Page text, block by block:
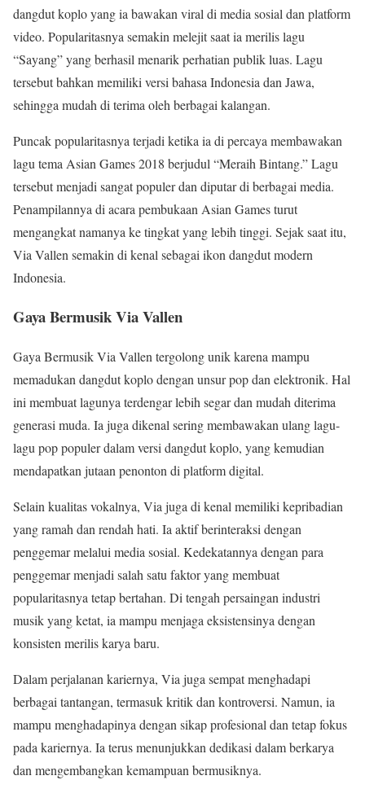
dangdut koplo yang ia bawakan viral di media sosial dan platform
video. Popularitasnya semakin melejit saat ia merilis lagu
“Sayang” yang berhasil menarik perhatian publik luas. Lagu
tersebut bahkan memiliki versi bahasa Indonesia dan Jawa,
sehingga mudah di terima oleh berbagai kalangan.
Puncak popularitasnya terjadi ketika ia di percaya membawakan
lagu tema Asian Games 2018 berjudul “Meraih Bintang.” Lagu
tersebut menjadi sangat populer dan diputar di berbagai media.
Penampilannya di acara pembukaan Asian Games turut
mengangkat namanya ke tingkat yang lebih tinggi. Sejak saat itu,
Via Vallen semakin di kenal sebagai ikon dangdut modern
Indonesia.
Gaya Bermusik Via Vallen
Gaya Bermusik Via Vallen tergolong unik karena mampu
memadukan dangdut koplo dengan unsur pop dan elektronik. Hal
ini membuat lagunya terdengar lebih segar dan mudah diterima
generasi muda. Ia juga dikenal sering membawakan ulang lagu-
lagu pop populer dalam versi dangdut koplo, yang kemudian
mendapatkan jutaan penonton di platform digital.
Selain kualitas vokalnya, Via juga di kenal memiliki kepribadian
yang ramah dan rendah hati. Ia aktif berinteraksi dengan
penggemar melalui media sosial. Kedekatannya dengan para
penggemar menjadi salah satu faktor yang membuat
popularitasnya tetap bertahan. Di tengah persaingan industri
musik yang ketat, ia mampu menjaga eksistensinya dengan
konsisten merilis karya baru.
Dalam perjalanan kariernya, Via juga sempat menghadapi
berbagai tantangan, termasuk kritik dan kontroversi. Namun, ia
mampu menghadapinya dengan sikap profesional dan tetap fokus
pada kariernya. Ia terus menunjukkan dedikasi dalam berkarya
dan mengembangkan kemampuan bermusiknya.